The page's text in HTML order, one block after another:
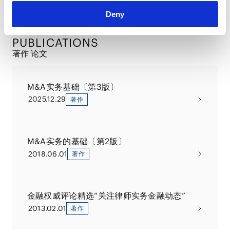
Deny
PUBLICATIONS
著作 论文
M&A实务基础〔第3版〕
2025.12.29 著作
M&A实务的基础〔第2版〕
2018.06.01 著作
金融权威评论精选“关注律师实务金融动态”
2013.02.01 著作